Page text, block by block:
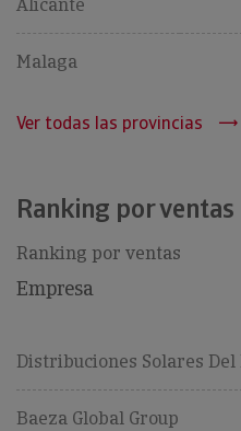
Alicante
Malaga
Ver todas las provincias
Ranking por ventas
Ranking por ventas
Empresa
Distribuciones Solares
Baeza Global Group